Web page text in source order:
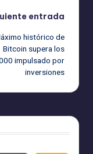
entrada
histórico de
Bitcoin supera los
impulsado por
inversiones